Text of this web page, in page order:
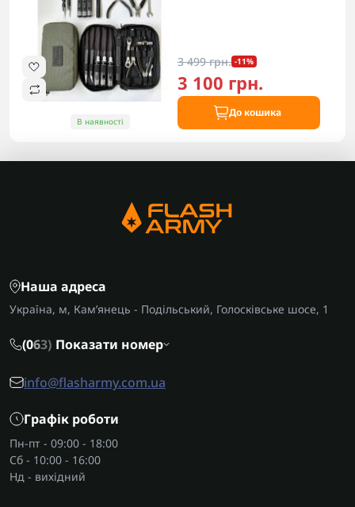
В наявності
3 499 грн. -11%
3 100 грн.
До кошика
Наша адреса
Україна, м, Кам’янець - Подільський, Голосківське шосе, 1
(063) Показати номер
info@flasharmy.com.ua
Графік роботи
Пн-пт - 09:00 - 18:00
Сб - 10:00 - 16:00
Нд - вихідний